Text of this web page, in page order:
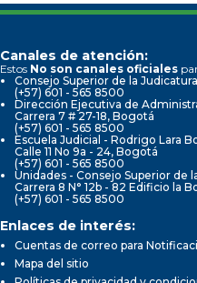
Canales de atención:
Estos No son canales oficiales
Consejo Superior de la
(+57) 601 - 565 8500
Dirección Ejecutiva de
Carrera 7 # 27-18, Bogotá
(+57) 601 - 565 8500
Escuela Judicial - Rodrigo Lara
Calle 11 No 9a - 24, Bogotá
(+57) 601 - 565 8500
Unidades - Consejo Superior de
Carrera 8 N° 12b - 82 Edificio la
(+57) 601 - 565 8500
Enlaces de interés:
Cuentas de correo para
Mapa del sitio